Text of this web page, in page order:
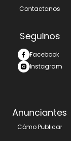
Contactanos
Seguinos
Facebook
Instagram
Anunciantes
Cómo Publicar